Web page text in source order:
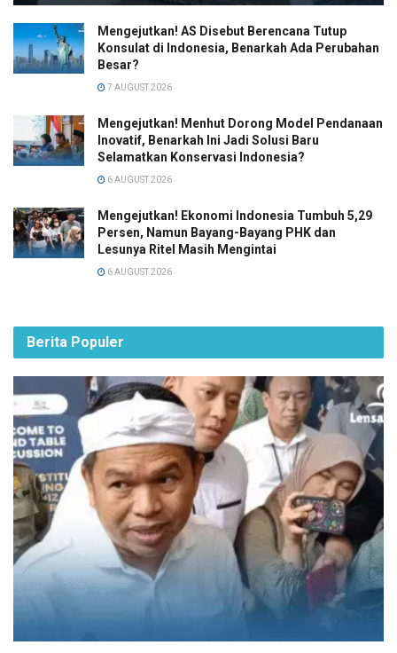
Mengejutkan! AS Disebut Berencana Tutup
Konsulat di Indonesia, Benarkah Ada Perubahan
Besar?
7 AUGUST 2026
Mengejutkan! Menhut Dorong Model Pendanaan
Inovatif, Benarkah Ini Jadi Solusi Baru
Selamatkan Konservasi Indonesia?
6 AUGUST 2026
Mengejutkan! Ekonomi Indonesia Tumbuh 5,29
Persen, Namun Bayang-Bayang PHK dan
Lesunya Ritel Masih Mengintai
6 AUGUST 2026
Berita Populer